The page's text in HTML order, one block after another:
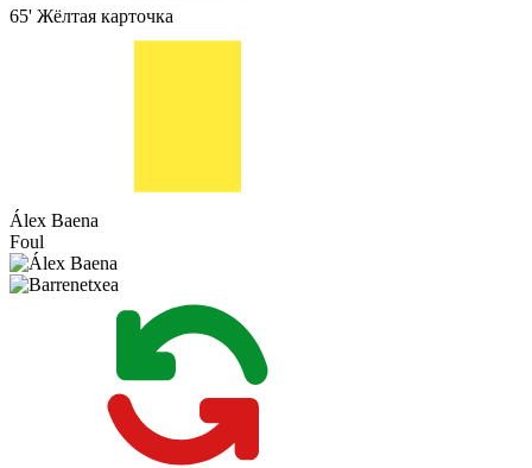
65' Жёлтая карточка
Álex Baena
Foul